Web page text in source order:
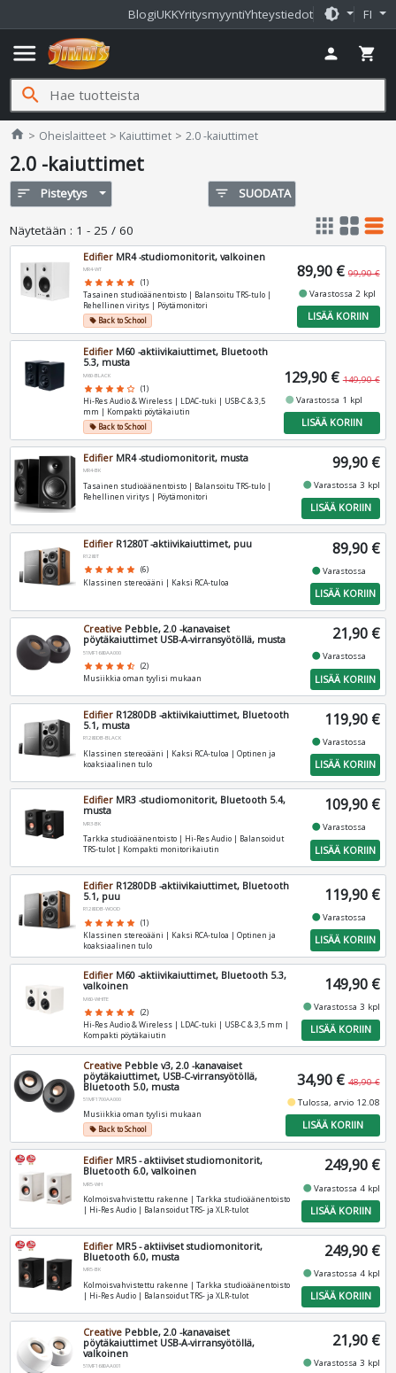
BlogiUKKYritysmyyntiYhteystiedot brightness_medium FI
menu person shopping_cart
search
home Jimms.fi
Oheislaitteet Kaiuttimet 2.0 -kaiuttimet
2.0 -kaiuttimet
sort Pisteytys filter_list SUODATA
Näytetään : 1 - 25 / 60 apps grid_view table_rows
Edifier MR4 -studiomonitorit, valkoinen
MR4-WT
star star star star star (1)
Tasainen studioäänentoisto | Balansoitu TRS‑tulo |
Rehellinen viritys | Pöytämonitori
local_offerBack to School
89,90 € 99,90 €
fiber_manual_recordVarastossa 2 kpl
LISÄÄ KORIIN
Edifier M60 -aktiivikaiuttimet, Bluetooth
5.3, musta
M60-BLACK
star star star star star_border (1)
Hi‑Res Audio & Wireless | LDAC‑tuki | USB‑C & 3,5
mm | Kompakti pöytäkaiutin
local_offerBack to School
129,90 € 149,90 €
fiber_manual_recordVarastossa 1 kpl
LISÄÄ KORIIN
Edifier MR4 -studiomonitorit, musta
MR4-BK
Tasainen studioäänentoisto | Balansoitu TRS‑tulo |
Rehellinen viritys | Pöytämonitori
99,90 €
fiber_manual_recordVarastossa 3 kpl
LISÄÄ KORIIN
Edifier R1280T -aktiivikaiuttimet, puu
R1280T
star star star star star (6)
Klassinen stereoääni | Kaksi RCA‑tuloa
89,90 €
fiber_manual_recordVarastossa
LISÄÄ KORIIN
Creative Pebble, 2.0 -kanavaiset
pöytäkaiuttimet USB-A-virransyötöllä, musta
51MF1680AA000
star star star star star_half (2)
Musiikkia oman tyylisi mukaan
21,90 €
fiber_manual_recordVarastossa
LISÄÄ KORIIN
Edifier R1280DB -aktiivikaiuttimet, Bluetooth
5.1, musta
R1280DB-BLACK
Klassinen stereoääni | Kaksi RCA‑tuloa | Optinen ja
koaksiaalinen tulo
119,90 €
fiber_manual_recordVarastossa
LISÄÄ KORIIN
Edifier MR3 -studiomonitorit, Bluetooth 5.4,
musta
MR3-BK
Tarkka studioäänentoisto | Hi‑Res Audio | Balansoidut
TRS‑tulot | Kompakti monitorikaiutin
109,90 €
fiber_manual_recordVarastossa
LISÄÄ KORIIN
Edifier R1280DB -aktiivikaiuttimet, Bluetooth
5.1, puu
R1280DB-WOOD
star star star star star (1)
Klassinen stereoääni | Kaksi RCA‑tuloa | Optinen ja
koaksiaalinen tulo
119,90 €
fiber_manual_recordVarastossa
LISÄÄ KORIIN
Edifier M60 -aktiivikaiuttimet, Bluetooth 5.3,
valkoinen
M60-WHITE
star star star star star (2)
Hi‑Res Audio & Wireless | LDAC‑tuki | USB‑C & 3,5 mm |
Kompakti pöytäkaiutin
149,90 €
fiber_manual_recordVarastossa 3 kpl
LISÄÄ KORIIN
Creative Pebble v3, 2.0 -kanavaiset
pöytäkaiuttimet, USB-C-virransyötöllä,
Bluetooth 5.0, musta
51MF1700AA000
Musiikkia oman tyylisi mukaan
local_offerBack to School
34,90 € 48,90 €
fiber_manual_recordTulossa, arvio 12.08
LISÄÄ KORIIN
Edifier MR5 - aktiiviset studiomonitorit,
Bluetooth 6.0, valkoinen
MR5-WH
Kolmoisvahvistettu rakenne | Tarkka studioäänentoisto
| Hi‑Res Audio | Balansoidut TRS- ja XLR‑tulot
249,90 €
fiber_manual_recordVarastossa 4 kpl
LISÄÄ KORIIN
Edifier MR5 - aktiiviset studiomonitorit,
Bluetooth 6.0, musta
MR5-BK
Kolmoisvahvistettu rakenne | Tarkka studioäänentoisto
| Hi‑Res Audio | Balansoidut TRS- ja XLR‑tulot
249,90 €
fiber_manual_recordVarastossa 4 kpl
LISÄÄ KORIIN
Creative Pebble, 2.0 -kanavaiset
pöytäkaiuttimet USB-A-virransyötöllä,
valkoinen
51MF1680AA001
21,90 €
fiber_manual_recordVarastossa 3 kpl